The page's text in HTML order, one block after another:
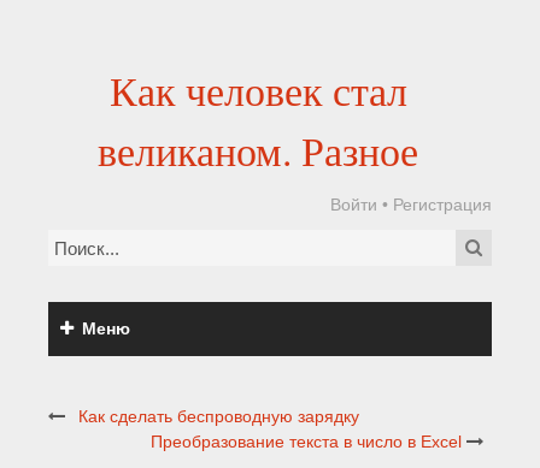
Как человек стал
великаном. Разное
Войти • Регистрация
Меню
Как сделать беспроводную зарядку
Преобразование текста в число в Excel